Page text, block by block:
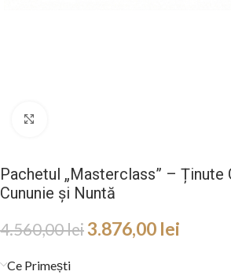
Pachetul „Masterclass” –
Cununie și Nuntă
4.560,00lei 3.876,00 lei
Ce Primești